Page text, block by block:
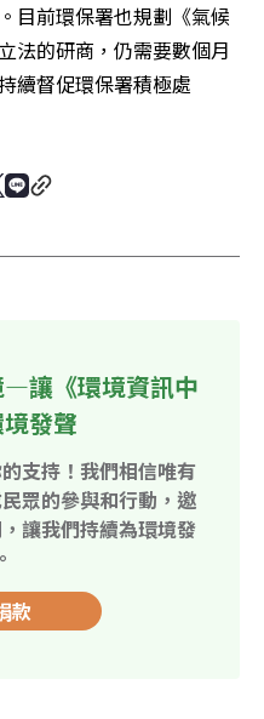
目前環保署也規劃《氣候
法的研商，仍需要數個月
續督促環保署積極處
讓《環境資訊中
發聲
支持！我們相信唯有
眾的參與和行動，邀
讓我們持續為環境發
款